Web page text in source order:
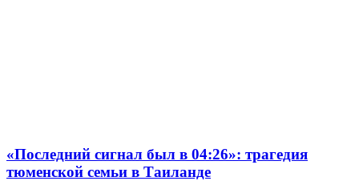
«Последний сигнал был в 04:26»: трагедия
тюменской семьи в Таиланде